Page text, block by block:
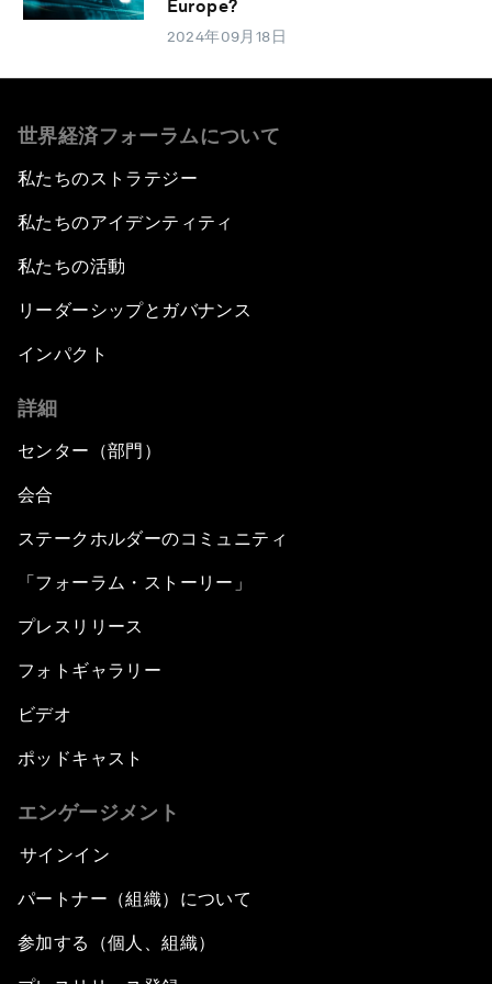
Europe?
2024年09月18日
世界経済フォーラムについて
私たちのストラテジー
私たちのアイデンティティ
私たちの活動
リーダーシップとガバナンス
インパクト
詳細
センター（部門）
会合
ステークホルダーのコミュニティ
「フォーラム・ストーリー」
プレスリリース
フォトギャラリー
ビデオ
ポッドキャスト
エンゲージメント
サインイン
パートナー（組織）について
参加する（個人、組織）